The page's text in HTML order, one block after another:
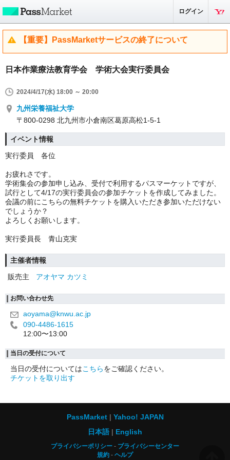
ログイン
【重要】PassMarketサービスの終了について
日本作業療法教育学会 学術大会実行委員会
2024/4/17(水) 18:00 ～ 20:00
九州栄養福祉大学
〒800-0298 北九州市小倉南区葛原高松1-5-1
イベント情報
実行委員 各位
お疲れさです。
学術集会の参加申し込み、受付で利用するパスマーケットですが、
試行として4/17の実行委員会の参加チケットを作成してみました。
会議の前にこちらの無料チケットを購入いただき参加いただけない
でしょうか？
よろしくお願いします。
実行委員長 青山克実
主催者情報
販売主
アオヤマ カツミ
お問い合わせ先
aoyama@knwu.ac.jp
090-4486-1615
12:00〜13:00
当日の受付について
当日の受付についてはこちらをご確認ください。
チケットを取り出す
PassMarket
Yahoo! JAPAN
日本語
English
プライバシーポリシー
プライバシーセンター
規約
ヘルプ